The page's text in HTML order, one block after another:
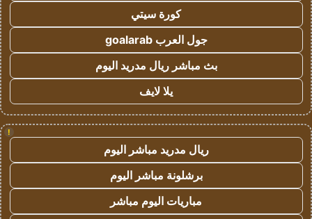
كورة سيتي
جول العرب goalarab
بث مباشر ريال مدريد اليوم
يلا لايف
!
ريال مدريد مباشر اليوم
برشلونة مباشر اليوم
مباريات اليوم مباشر